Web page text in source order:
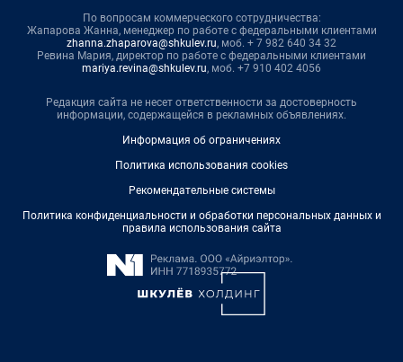
По вопросам коммерческого сотрудничества:
Жапарова Жанна, менеджер по работе с федеральными клиентами
zhanna.zhaparova@shkulev.ru, моб. + 7 982 640 34 32
Ревина Мария, директор по работе с федеральными клиентами
mariya.revina@shkulev.ru, моб. +7 910 402 4056
Редакция сайта не несет ответственности за достоверность
информации, содержащейся в рекламных объявлениях.
Информация об ограничениях
Политика использования cookies
Рекомендательные системы
Политика конфиденциальности и обработки персональных данных и
правила использования сайта